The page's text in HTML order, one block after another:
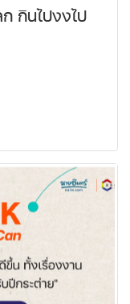
กินไปงงไป